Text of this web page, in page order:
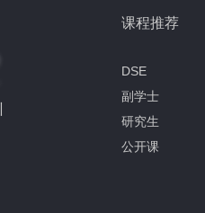
课程推荐
DSE
副学士
研究生
公开课